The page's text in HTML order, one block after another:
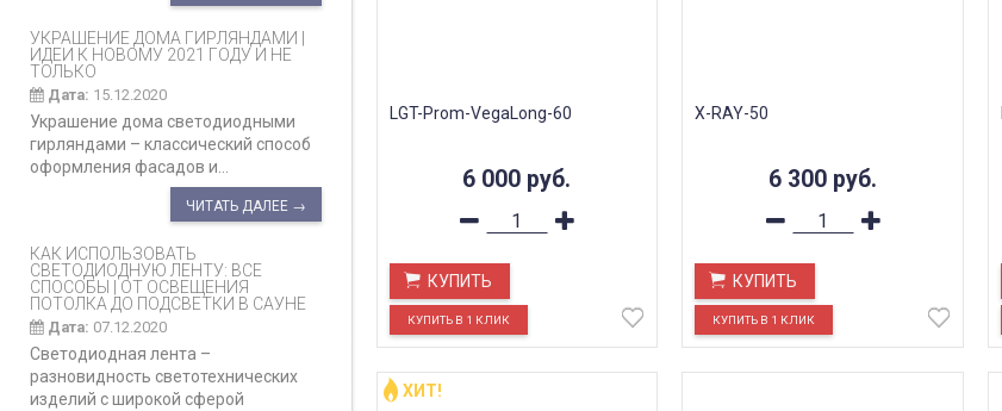
УКРАШЕНИЕ ДОМА ГИРЛЯНДАМИ |
ИДЕИ К НОВОМУ 2021 ГОДУ И НЕ
ТОЛЬКО
Дата: 15.12.2020
Украшение дома светодиодными
гирляндами – классический способ
оформления фасадов и...
ЧИТАТЬ ДАЛЕЕ →
КАК ИСПОЛЬЗОВАТЬ
СВЕТОДИОДНУЮ ЛЕНТУ: ВСЕ
СПОСОБЫ | ОТ ОСВЕЩЕНИЯ
ПОТОЛКА ДО ПОДСВЕТКИ В САУНЕ
Дата: 07.12.2020
Светодиодная лента –
разновидность светотехнических
изделий с широкой сферой
LGT-Prom-VegaLong-60
6 000 руб.
КУПИТЬ
X-RAY-50
6 300 руб.
КУПИТЬ
ХИТ!